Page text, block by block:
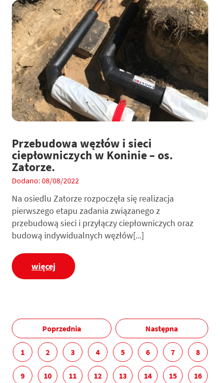
Przebudowa węzłów i sieci
ciepłowniczych w Koninie – os.
Zatorze.
Dodano: 08/08/2022
Na osiedlu Zatorze rozpoczęła się realizacja
pierwszego etapu zadania związanego z
przebudową sieci i przyłączy ciepłowniczych oraz
budową indywidualnych węzłów[...]
więcej
Poprzednia Następna
1 2 3 4 5 6 7 8
9 10 11 12 13 14 15 16